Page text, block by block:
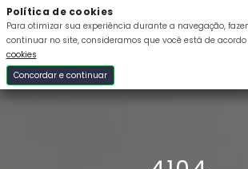
Política de cookies
Para otimizar sua experiência durante a navegação,
continuar no site, consideramos que você está de
cookies
Concordar e continuar